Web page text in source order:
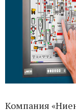
Компания